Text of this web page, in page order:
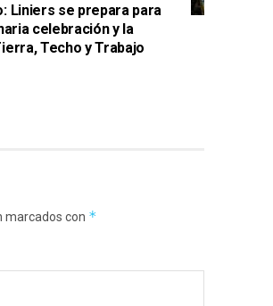
Liniers se prepara para
celebración y la
Techo y Trabajo
marcados con *